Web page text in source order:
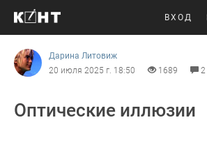
ВХОД
Дарина Литовиж
20 июля 2025 г. 18:50
1689 2
Оптические иллюзии